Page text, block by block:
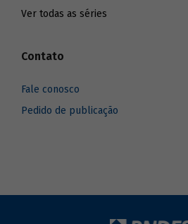
Ver todas as séries
Contato
Fale conosco
Pedido de publicação